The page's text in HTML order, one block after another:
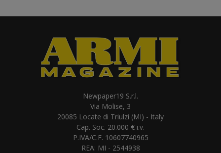
Newpaper19 S.r.l.
Via Molise, 3
20085 Locate di Triulzi (MI) - Italy
Cap. Soc. 20.000 € i.v.
P.IVA/C.F. 10607740965
REA: MI - 2544938